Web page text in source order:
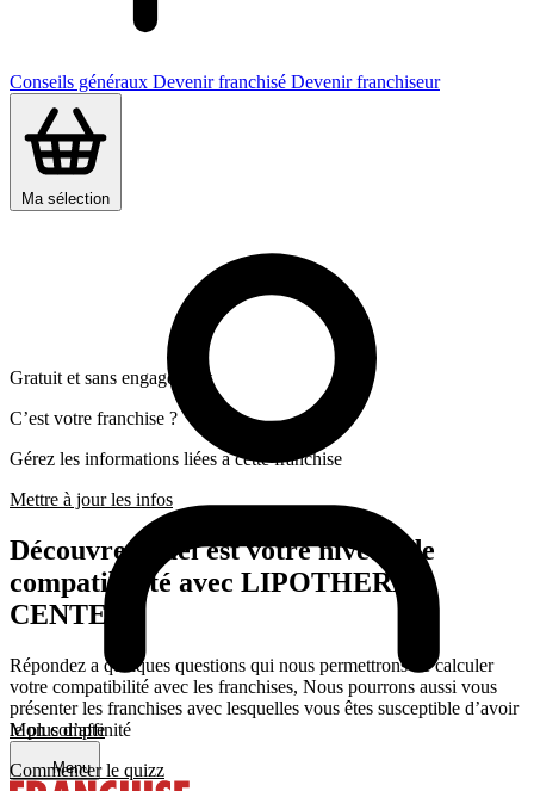
Conseils généraux Devenir franchisé Devenir franchiseur
Ma sélection
Mon compte
Menu
Gratuit et sans engagement
C’est votre franchise ?
Gérez les informations liées a cette franchise
Mettre à jour les infos
Découvrez quel est votre niveau de
compatibilité avec LIPOTHERM
CENTER
Répondez a quelques questions qui nous permettrons de calculer
votre compatibilité avec les franchises, Nous pourrons aussi vous
présenter les franchises avec lesquelles vous êtes susceptible d’avoir
le plus d’affinité
Commencer le quizz